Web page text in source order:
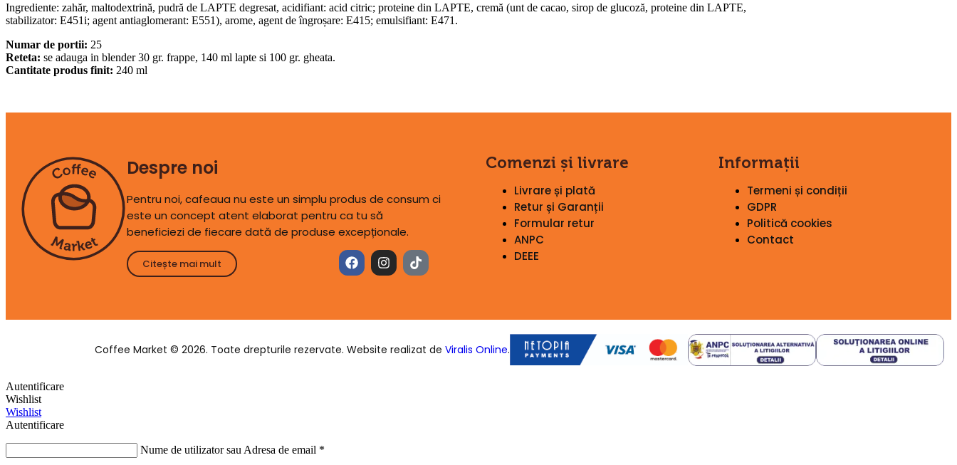
Ingrediente: zahăr, maltodextrină, pudră de LAPTE degresat, acidifiant: acid citric; proteine din LAPTE, cremă (unt de cacao, sirop de glucoză, proteine din LAPTE,
stabilizator: E451i; agent antiaglomerant: E551), arome, agent de îngroșare: E415; emulsifiant: E471.
Numar de portii: 25
Reteta: se adauga in blender 30 gr. frappe, 140 ml lapte si 100 gr. gheata.
Cantitate produs finit: 240 ml
Despre noi
Pentru noi, cafeaua nu este un simplu produs de consum ci
este un concept atent elaborat pentru ca tu să
beneficiezi de fiecare dată de produse excepționale.
Citește mai mult
Comenzi și livrare
Livrare și plată
Retur și Garanții
Formular retur
ANPC
DEEE
Informații
Termeni și condiții
GDPR
Politică cookies
Contact
Coffee Market © 2026. Toate drepturile rezervate. Website realizat de Viralis Online.
Autentificare
Wishlist
Wishlist
Autentificare
Nume de utilizator sau Adresa de email *